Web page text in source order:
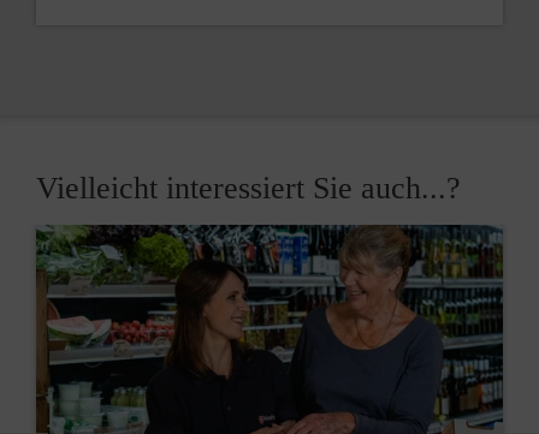
Vielleicht interessiert Sie auch...?